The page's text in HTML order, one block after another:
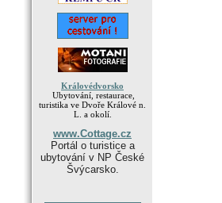
Královédvorsko
Ubytování, restaurace,
turistika ve Dvoře Králové n.
L. a okolí.
www.Cottage.cz
Portál o turistice a
ubytování v NP České
Švýcarsko.